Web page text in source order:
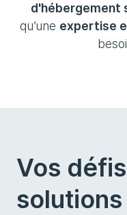
d'hébergement
qu’une expertise
Vos
solutions